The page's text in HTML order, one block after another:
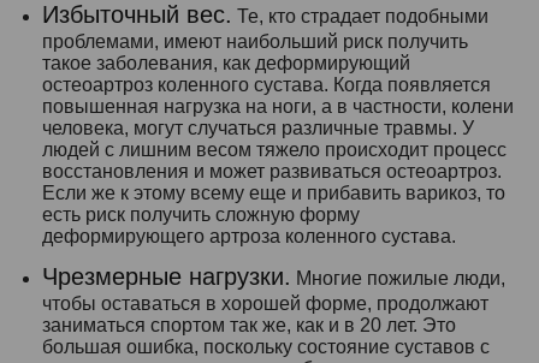
Избыточный вес. Те, кто страдает подобными
проблемами, имеют наибольший риск получить
такое заболевания, как деформирующий
остеоартроз коленного сустава. Когда появляется
повышенная нагрузка на ноги, а в частности, колени
человека, могут случаться различные травмы. У
людей с лишним весом тяжело происходит процесс
восстановления и может развиваться остеоартроз.
Если же к этому всему еще и прибавить варикоз, то
есть риск получить сложную форму
деформирующего артроза коленного сустава.
Чрезмерные нагрузки. Многие пожилые люди,
чтобы оставаться в хорошей форме, продолжают
заниматься спортом так же, как и в 20 лет. Это
большая ошибка, поскольку состояние суставов с